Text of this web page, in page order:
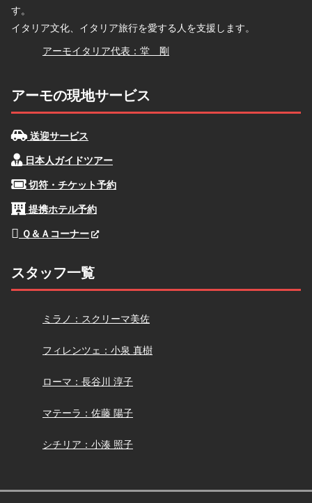
す。
イタリア文化、イタリア旅行を愛する人を支援します。
堂
アーモイタリア代表：堂 剛
アーモの現地サービス
送迎サービス
日本人ガイドツアー
切符・チケット予約
提携ホテル予約
Ｑ＆Ａコーナー
スタッフ一覧
スクリーマ
ミラノ：スクリーマ美佐
小泉
フィレンツェ：小泉 真樹
長谷川
ローマ：長谷川 淳子
佐藤
マテーラ：佐藤 陽子
小湊
シチリア：小湊 照子